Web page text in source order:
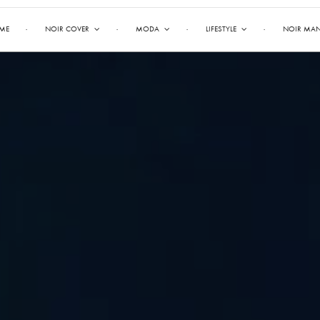
NOIR COVER MODA LIFESTYLE NOIR